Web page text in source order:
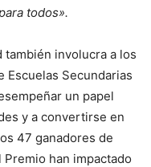
todos».
también involucra a los
Escuelas Secundarias
un papel
y a convertirse en
47 ganadores de
han impactado